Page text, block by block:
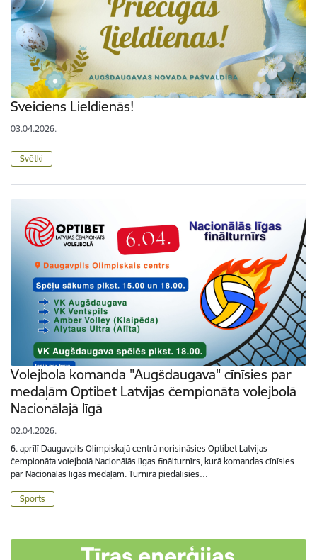
Sveiciens Lieldienās!
03.04.2026.
Svētki
Volejbola komanda "Augšdaugava" cīnīsies par
medaļām Optibet Latvijas čempionāta volejbolā
Nacionālajā līgā
02.04.2026.
6. aprīlī Daugavpils Olimpiskajā centrā norisināsies Optibet Latvijas
čempionāta volejbolā Nacionālās līgas finālturnīrs, kurā komandas cīnīsies
par Nacionālās līgas medaļām. Turnīrā piedalīsies…
Sports